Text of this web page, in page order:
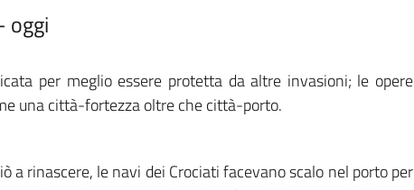
oggi
per meglio essere protetta da altre invasioni; le opere
una città-fortezza oltre che città-porto.
a rinascere, le navi dei Crociati facevano scalo nel porto per